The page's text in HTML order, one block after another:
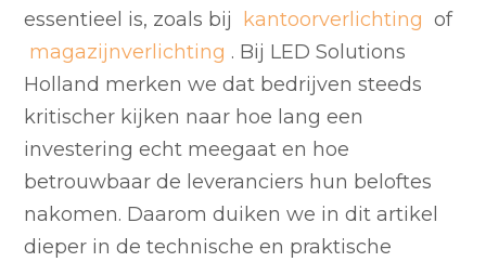
essentieel is, zoals bij
kantoorverlichting of
magazijnverlichting . Bij LED Solutions
Holland merken we dat bedrijven steeds
kritischer kijken naar hoe lang een
investering echt meegaat en hoe
betrouwbaar de leveranciers hun beloftes
nakomen. Daarom duiken we in dit artikel
dieper in de technische en praktische